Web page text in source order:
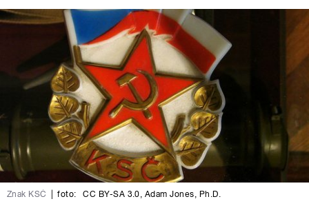
Znak KSČ foto: CC BY-SA 3.0 Adam Jones, Ph.D.